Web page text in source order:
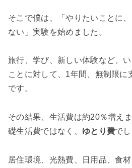
そこで僕は、「やりたいことに
ない」実験を始めました。
旅行、学び、新しい体験など、
ことに対して、1年間、無制限に
です。
その結果、生活費は約20％増え
礎生活費ではなく、 ゆとり費でし
居住環境、光熱費、日用品、食